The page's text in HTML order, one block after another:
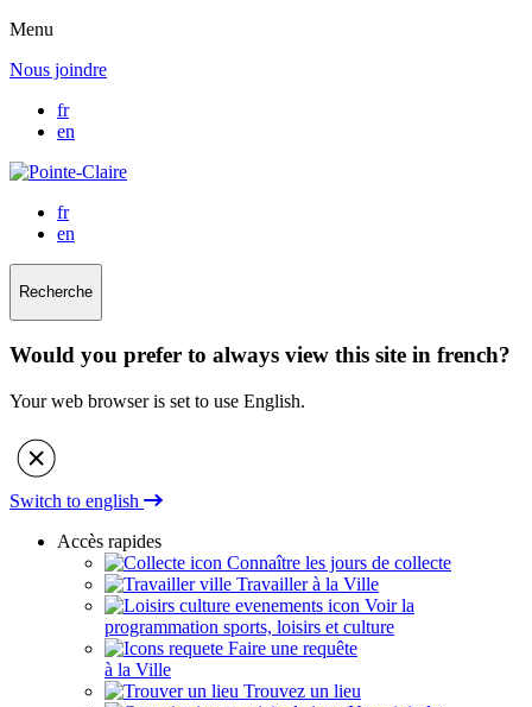
Menu
Nous joindre
fr
en
fr
en
Recherche
Would you prefer to always view this site in french?
Your web browser is set to use English.
Switch to english
Accès rapides
Connaître les jours de collecte
Travailler à la Ville
Voir la
programmation sports, loisirs et culture
Faire une requête
à la Ville
Trouvez un lieu